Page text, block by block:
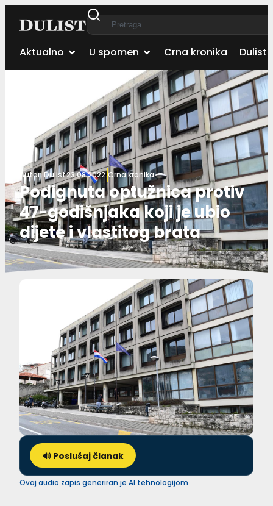
Aktualno U spomen Crna kronika Dulist
Autor: Dulist23.08.2022.Crna kronika
Podignuta optužnica protiv
47-godišnjaka koji je ubio
dijete i vlastitog brata
🔊 Poslušaj članak
Ovaj audio zapis generiran je AI tehnologijom